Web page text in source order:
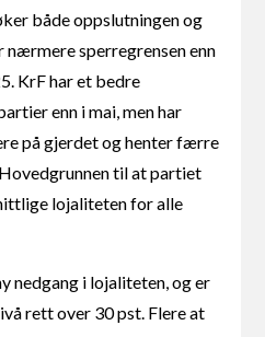
både oppslutningen og
nærmere sperregrensen enn
KrF har et bedre
enn i mai, men har
på gjerdet og henter færre
til at partiet
lojaliteten for alle
nedgang i lojaliteten, og er
rett over 30 pst. Flere at